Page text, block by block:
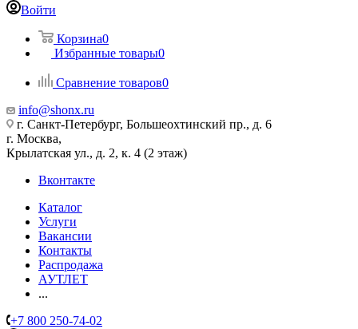
Войти
Корзина0
Избранные товары0
Сравнение товаров0
info@shonx.ru
г. Санкт-Петербург, Большеохтинский пр., д. 6
г. Москва,
Крылатская ул., д. 2, к. 4 (2 этаж)
Вконтакте
Каталог
Услуги
Вакансии
Контакты
Распродажа
АУТЛЕТ
...
+7 800 250-74-02